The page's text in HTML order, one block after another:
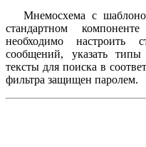
Мнемосхема с
стандартном
необходимо настроить
сообщений, указать
тексты для поиска в
фильтра защищен паролем.